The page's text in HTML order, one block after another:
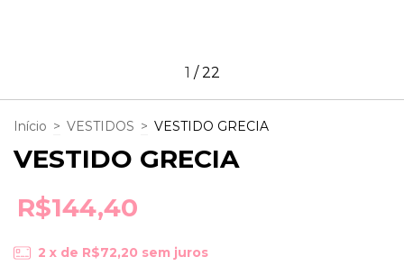
1 /22
Início > VESTIDOS > VESTIDO GRECIA
VESTIDO GRECIA
R$144,40
2 x de R$72,20 sem juros